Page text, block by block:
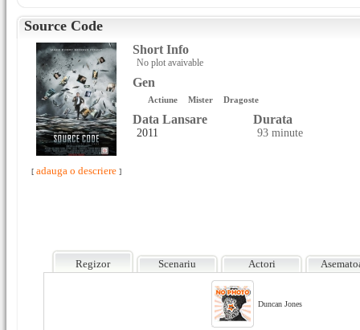
Source Code
[ adauga o descriere ]
Short Info
No plot avaivable
Gen
Actiune Mister Dragoste
Data Lansare
2011
Durata
93 minute
Regizor Scenariu Actori
Duncan Jones